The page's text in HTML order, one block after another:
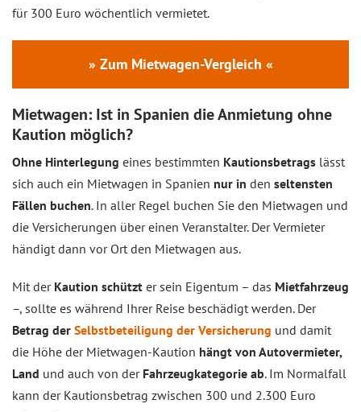
für 300 Euro wöchentlich vermietet.
» Zum Mietwagen-Vergleich «
Mietwagen: Ist in Spanien die Anmietung ohne
Kaution möglich?
Ohne Hinterlegung eines bestimmten Kautionsbetrags lässt
sich auch ein Mietwagen in Spanien nur in den seltensten
Fällen buchen. In aller Regel buchen Sie den Mietwagen und
die Versicherungen über einen Veranstalter. Der Vermieter
händigt dann vor Ort den Mietwagen aus.
Mit der Kaution schützt er sein Eigentum – das Mietfahrzeug
–, sollte es während Ihrer Reise beschädigt werden. Der
Betrag der Selbstbeteiligung der Versicherung und damit
die Höhe der Mietwagen-Kaution hängt von Autovermieter,
Land und auch von der Fahrzeugkategorie ab. Im Normalfall
kann der Kautionsbetrag zwischen 300 und 2.300 Euro